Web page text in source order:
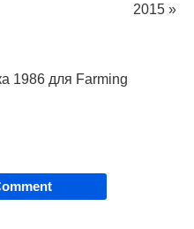
2015 »
1986 для Farming